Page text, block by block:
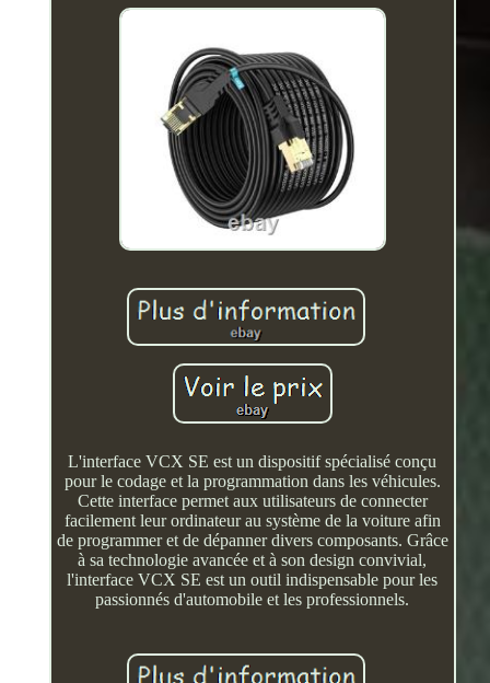
L'interface VCX SE est un dispositif spécialisé conçu
pour le codage et la programmation dans les véhicules.
Cette interface permet aux utilisateurs de connecter
facilement leur ordinateur au système de la voiture afin
de programmer et de dépanner divers composants. Grâce
à sa technologie avancée et à son design convivial,
l'interface VCX SE est un outil indispensable pour les
passionnés d'automobile et les professionnels.